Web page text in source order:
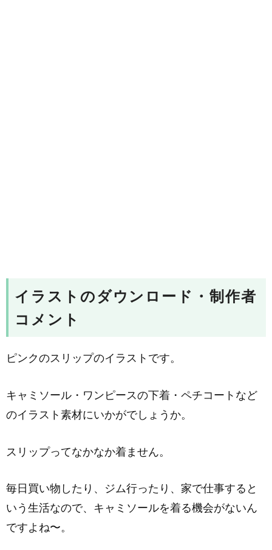
イラストのダウンロード・制作者
コメント
ピンクのスリップのイラストです。
キャミソール・ワンピースの下着・ペチコートなど
のイラスト素材にいかがでしょうか。
スリップってなかなか着ません。
毎日買い物したり、ジム行ったり、家で仕事すると
いう生活なので、キャミソールを着る機会がないん
ですよね〜。